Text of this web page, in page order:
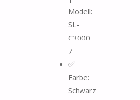
Modell:
SL-
C3000-
7
✅
Farbe:
Schwarz